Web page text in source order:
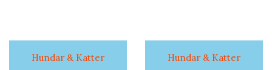
Hundar & Katter Hundar & Katter